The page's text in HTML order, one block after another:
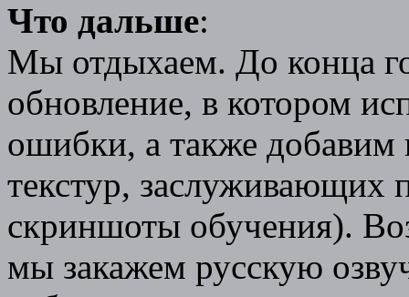
Что дальше:
Мы отдыхаем. До конца
обновление, в котором
ошибки, а также добавим
текстур, заслуживающих
скриншоты обучения).
мы закажем русскую